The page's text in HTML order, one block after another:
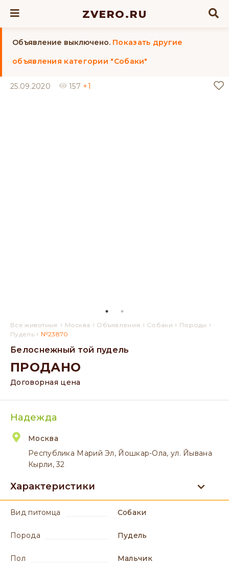
ZVERO.RU
Объявление выключено. Показать другие
объявления категории "Собаки"
25.09.2020 157 +1
Все животные › Москва › Объявления › Собаки › Породы ›
Пудель › №23870
Белоснежный той пудель
ПРОДАНО
Договорная цена
Надежда
Москва
Республика Марий Эл, Йошкар-Ола, ул. Йывана
Кырли, 32
Характеристики
вид питомца Собаки
порода Пудель
пол мальчик